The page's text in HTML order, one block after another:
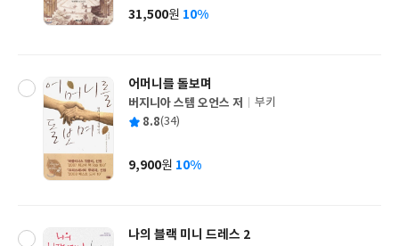
사
가
31,500원 10%
어머니를 돌보며
글
쓴
버지니아 스템 오언스 저
출
사
부키
평 8.8(34)
가
9,900원 10%
나의 블랙 미니 드레스 2